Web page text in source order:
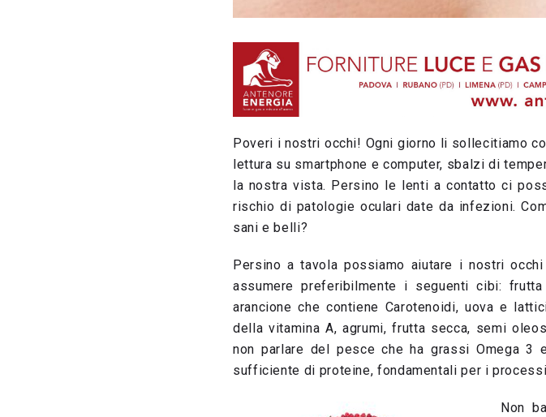
Poveri i nostri occhi! Ogni giorno li sollecitiamo
lettura su smartphone e computer, sbalzi di
la nostra vista. Persino le lenti a contatto ci
rischio di patologie oculari date da infezioni.
sani e belli?
Persino a tavola possiamo aiutare i nostri
assumere preferibilmente i seguenti cibi:
arancione che contiene Carotenoidi, uova e
della vitamina A, agrumi, frutta secca, semi
non parlare del pesce che ha grassi Omega 3
sufficiente di proteine, fondamentali per i
Non